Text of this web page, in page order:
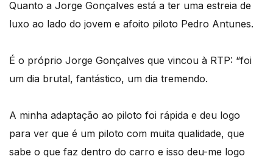
Quanto a Jorge Gonçalves está a ter uma estreia de
luxo ao lado do jovem e afoito piloto Pedro Antunes.
É o próprio Jorge Gonçalves que vincou à RTP: “foi
um dia brutal, fantástico, um dia tremendo.
A minha adaptação ao piloto foi rápida e deu logo
para ver que é um piloto com muita qualidade, que
sabe o que faz dentro do carro e isso deu-me logo